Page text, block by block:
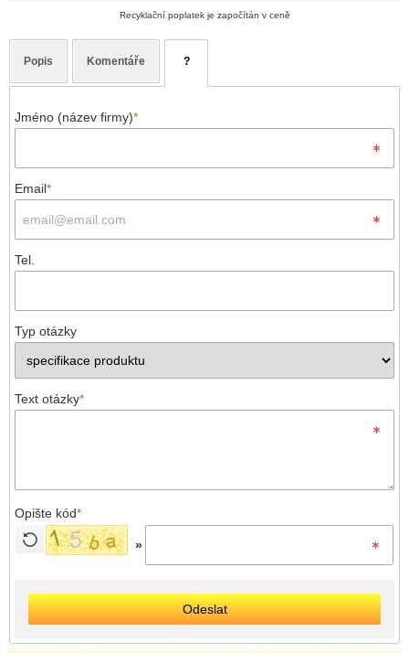
Recyklační poplatek je započítán v ceně
Popis Komentáře ?
Jméno (název firmy)*
Email*
Tel.
Typ otázky
Text otázky*
Opište kód*
»
Odeslat